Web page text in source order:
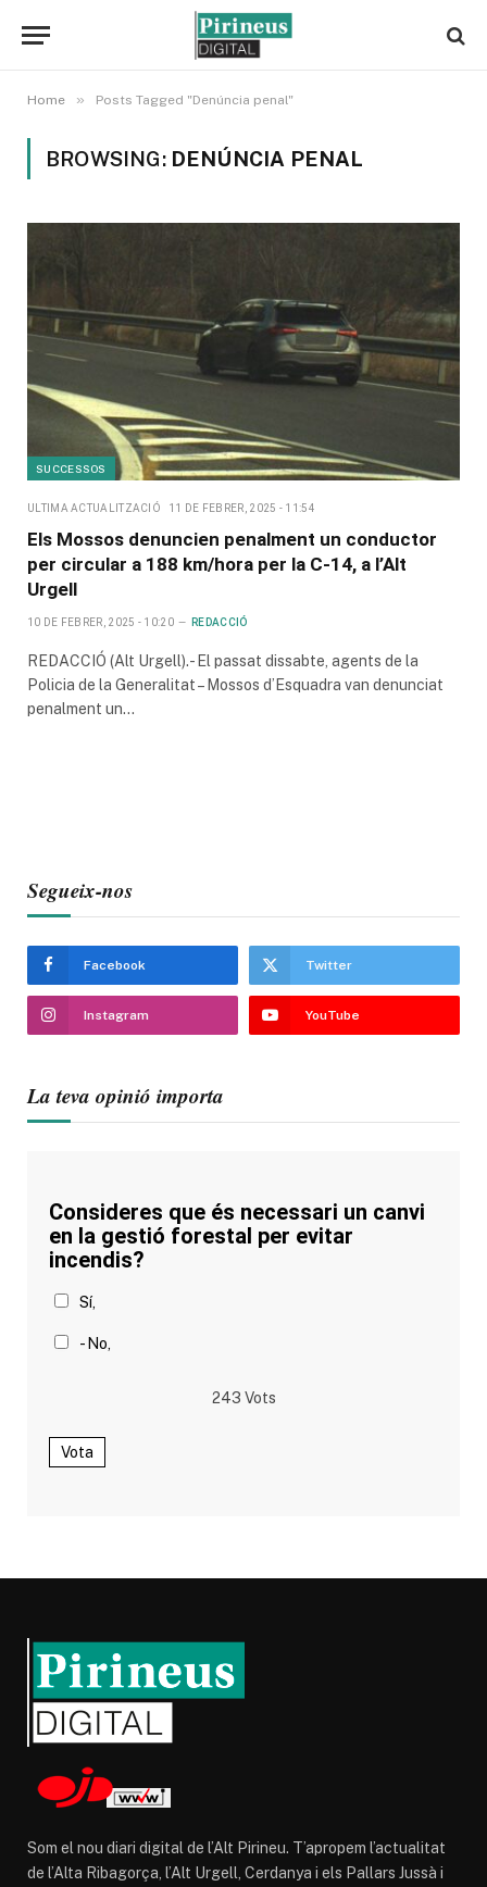
Home » Posts Tagged "Denúncia penal"
BROWSING: DENÚNCIA PENAL
SUCCESSOS
ULTIMA ACTUALITZACIÓ 11 DE FEBRER, 2025 - 11:54
Els Mossos denuncien penalment un conductor
per circular a 188 km/hora per la C-14, a l’Alt
Urgell
10 DE FEBRER, 2025 - 10:20 REDACCIÓ
REDACCIÓ (Alt Urgell).- El passat dissabte, agents de la
Policia de la Generalitat – Mossos d’Esquadra van denunciat
penalment un…
Segueix-nos
Facebook Twitter
Instagram YouTube
La teva opinió importa
Consideres que és necessari un canvi
en la gestió forestal per evitar
incendis?
Sí,
- No,
243 Vots
Vota
Som el nou diari digital de l’Alt Pirineu. T’apropem l’actualitat
de l’Alta Ribagorça, l’Alt Urgell, Cerdanya i els Pallars Jussà i